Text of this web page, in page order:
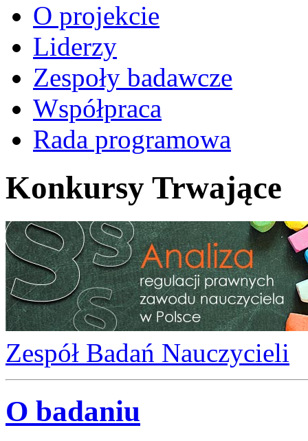
O projekcie
Liderzy
Zespoły badawcze
Współpraca
Rada programowa
Konkursy Trwające
Zespół Badań Nauczycieli
O badaniu